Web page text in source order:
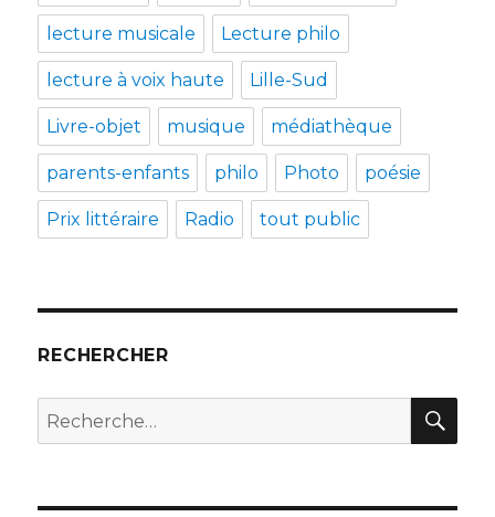
lecture musicale Lecture philo
lecture à voix haute Lille-Sud
Livre-objet musique médiathèque
parents-enfants philo Photo poésie
Prix littéraire Radio tout public
RECHERCHER
Recherche
pour